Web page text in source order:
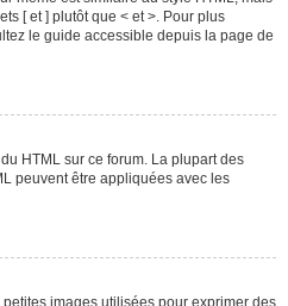
[ et ] plutôt que < et >. Pour plus
le guide accessible depuis la page de
HTML sur ce forum. La plupart des
peuvent être appliquées avec les
images utilisées pour exprimer des